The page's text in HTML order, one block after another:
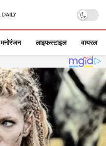
मनोरंजन लाइफस्टाइल वायरल